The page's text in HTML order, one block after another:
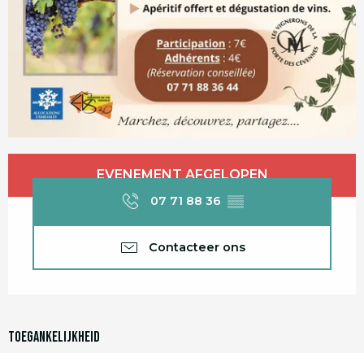
Openingstijden en contactgegevens
EVENEMENT AFGELOPEN
07 71 88 36 ▒▒
Contacteer ons
Toegankelijkheid